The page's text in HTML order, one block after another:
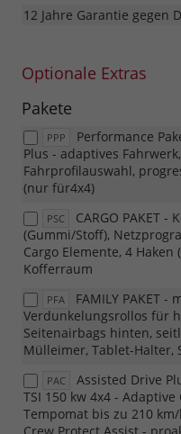
12 Jahre Garantie gegen
Optionale Extras
Pakete
PPP
Performance
Plus - adaptives
Fahrprofilauswahl,
(nur für4x4)
PSC
CARGO PAKET
(Gummi/Stoff),
Cargo Elemente, 4 Haken
Kofferraum
PFA
FAMILY PAKET -
Verdunkelungsrollos für
Seitenairbags hinten,
Mülleimer, Tablet-Halter,
PAC
Assisted Drive
TSI 150 kw 4x4 -
Tempomat bis zu 210